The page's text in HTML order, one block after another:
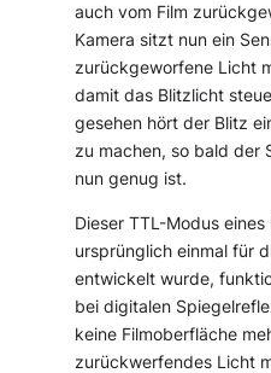
auch vom Film
Kamera sitzt nun ein
zurückgeworfene Licht
damit das Blitzlicht
gesehen hört der Blitz
zu machen, so bald der
nun genug ist.
Dieser TTL-Modus
ursprünglich einmal für
entwickelt wurde,
bei digitalen
keine Filmoberfläche
zurückwerfendes Licht